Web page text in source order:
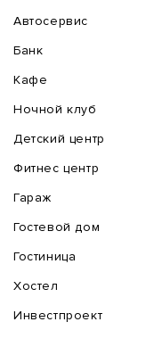
Автосервис
Банк
Кафе
Ночной клуб
Детский центр
Фитнес центр
Гараж
Гостевой дом
Гостиница
Хостел
Инвестпроект